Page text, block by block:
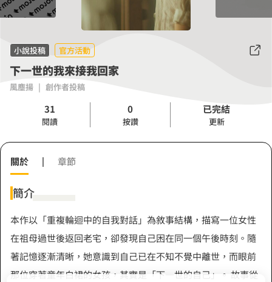
小說投稿 官方活動
下一世的我來接我回家
風塵揚 | 創作者投稿
31
閱讀
0
按讚
已完結
更新
關於 | 章節
簡介
本作以「重複輪迴中的自我對話」為敘事結構，描寫一位女性
在祖母過世後返回老宅，卻發現自己困在同一個午後時刻。隨
著記憶逐漸清晰，她意識到自己已在不知不覺中離世，而眼前
那位穿著童年白裙的女孩，其實是「下一世的自己」。 故事從